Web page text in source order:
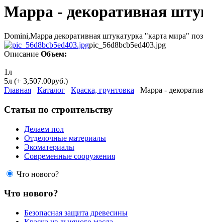
Mappa - декоративная
Domini,Mappa декоративная штукатурка "карта мира"
pic_56d8bcb5ed403.jpg
Описание Объем:
1л
5л (+ 3,507.00руб.)
Главная
Каталог Краска, грунтовка Mappa -
Статьи по строительству
Делаем пол
Отделочные материалы
Экоматериалы
Современные сооружения
Что нового?
Что нового?
Безопасная защита древесины